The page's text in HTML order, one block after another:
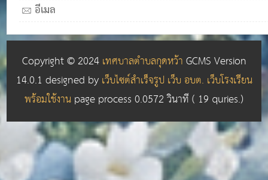
อีเมล
Copyright © 2024เทศบาลตำบลกุดหว้าGCMS Version
14.0.1 designed byเว็บไซต์สำเร็จรูป เว็บ อบต. เว็บโรงเรียน
พร้อมใช้งานpage process0.0572วินาที ( 19 quries.)